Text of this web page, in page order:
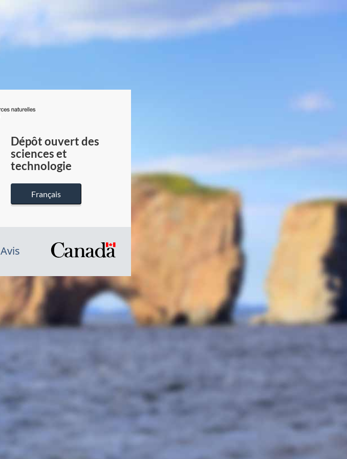
du
Canada
Dépôt ouvert des
sciences et
technologie
Français
Avis
/
du
gouvernement
du